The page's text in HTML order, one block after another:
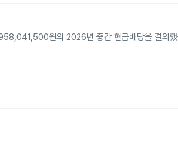
원의 2026년 중간 현금배당을 결의